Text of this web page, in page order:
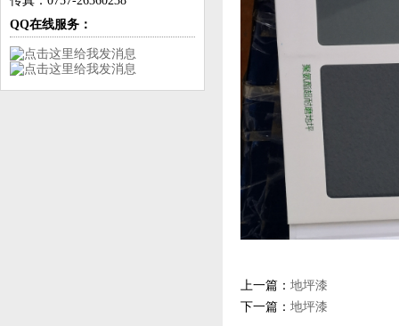
QQ在线服务：
上一篇： 地坪漆
下一篇： 地坪漆